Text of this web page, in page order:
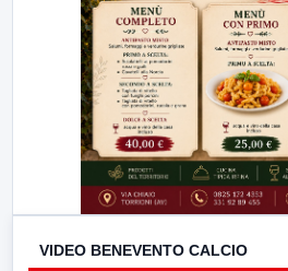
VIDEO BENEVENTO CALCIO